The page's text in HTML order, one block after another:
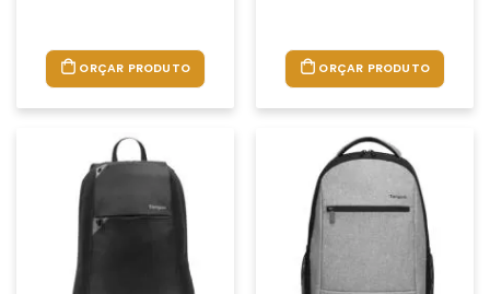
ORÇAR PRODUTO ORÇAR PRODUTO